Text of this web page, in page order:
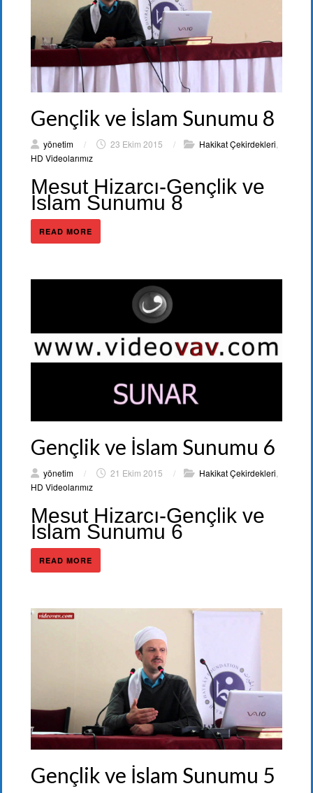
Gençlik ve İslam Sunumu 8
yönetim / 23 Ekim 2015 / Hakikat Çekirdekleri,
HD Videolarımız
Mesut Hizarcı-Gençlik ve
İslam Sunumu 8
READ MORE
Gençlik ve İslam Sunumu 6
yönetim / 21 Ekim 2015 / Hakikat Çekirdekleri
HD Videolarımız
Mesut Hizarcı-Gençlik ve
İslam Sunumu 6
READ MORE
Gençlik ve İslam Sunumu 5